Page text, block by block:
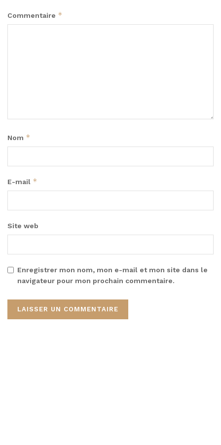
Commentaire *
Nom *
E-mail *
Site web
Enregistrer mon nom, mon e-mail et mon site dans le
navigateur pour mon prochain commentaire.